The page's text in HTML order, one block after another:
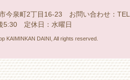
今泉町2丁目16-23 お問い合わせ：
5:30 定休日：水曜日
KAIMINKAN DAINI, All rights reserved.